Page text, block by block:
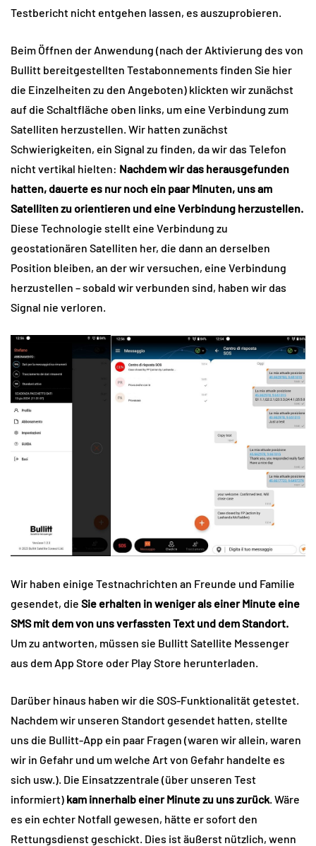
Testbericht nicht entgehen lassen, es auszuprobieren.
Beim Öffnen der Anwendung (nach der Aktivierung des von
Bullitt bereitgestellten Testabonnements finden Sie hier
die Einzelheiten zu den Angeboten) klickten wir zunächst
auf die Schaltfläche oben links, um eine Verbindung zum
Satelliten herzustellen. Wir hatten zunächst
Schwierigkeiten, ein Signal zu finden, da wir das Telefon
nicht vertikal hielten: Nachdem wir das herausgefunden
hatten, dauerte es nur noch ein paar Minuten, uns am
Satelliten zu orientieren und eine Verbindung herzustellen.
Diese Technologie stellt eine Verbindung zu
geostationären Satelliten her, die dann an derselben
Position bleiben, an der wir versuchen, eine Verbindung
herzustellen – sobald wir verbunden sind, haben wir das
Signal nie verloren.
Wir haben einige Testnachrichten an Freunde und Familie
gesendet, die Sie erhalten in weniger als einer Minute eine
SMS mit dem von uns verfassten Text und dem Standort.
Um zu antworten, müssen sie Bullitt Satellite Messenger
aus dem App Store oder Play Store herunterladen.
Darüber hinaus haben wir die SOS-Funktionalität getestet.
Nachdem wir unseren Standort gesendet hatten, stellte
uns die Bullitt-App ein paar Fragen (waren wir allein, waren
wir in Gefahr und um welche Art von Gefahr handelte es
sich usw.). Die Einsatzzentrale (über unseren Test
informiert) kam innerhalb einer Minute zu uns zurück . Wäre
es ein echter Notfall gewesen, hätte er sofort den
Rettungsdienst geschickt. Dies ist äußerst nützlich, wenn